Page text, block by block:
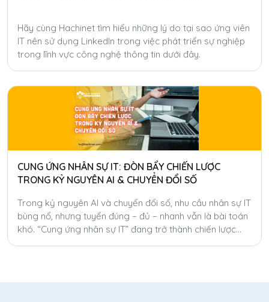
Hãy cùng Hachinet tìm hiểu những lý do tại sao ứng viên
IT nên sử dụng LinkedIn trong việc phát triển sự nghiệp
trong lĩnh vực công nghệ thông tin dưới đây.
CUNG ỨNG NHÂN SỰ IT: ĐÒN BẨY CHIẾN LƯỢC
TRONG KỶ NGUYÊN AI & CHUYỂN ĐỔI SỐ
Trong kỷ nguyên AI và chuyển đổi số, nhu cầu nhân sự IT
bùng nổ, nhưng tuyển đúng – đủ – nhanh vẫn là bài toán
khó. “Cung ứng nhân sự IT” đang trở thành chiến lược